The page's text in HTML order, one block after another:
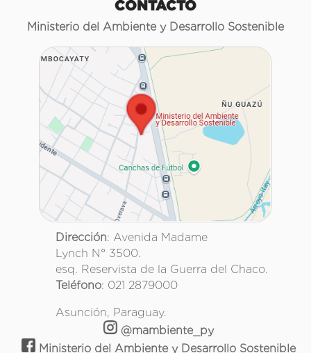
CONTACTO
Ministerio del Ambiente y Desarrollo Sostenible
Dirección: Avenida Madame
Lynch N° 3500.
esq. Reservista de la Guerra del Chaco.
Teléfono: 021 2879000
Asunción, Paraguay.
@mambiente_py
Ministerio del Ambiente y Desarrollo Sostenible